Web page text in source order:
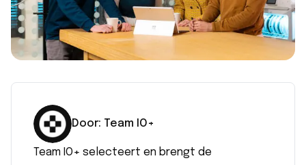
Door: Team IO+
Team IO+ selecteert en brengt de